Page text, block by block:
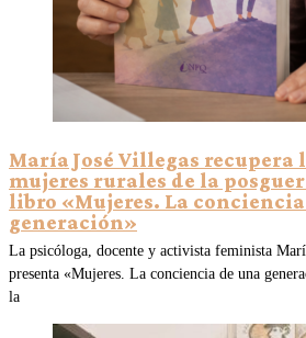
María José Villegas recupera
mujeres rurales de la
libro «Mujeres. La
generación»
La psicóloga, docente y activista feminista
presenta «Mujeres. La conciencia de una
la